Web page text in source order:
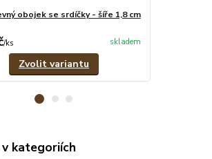
obojek se srdíčky - šíře 1,8 cm
/ks skladem
Zvolit variantu
kategoriích